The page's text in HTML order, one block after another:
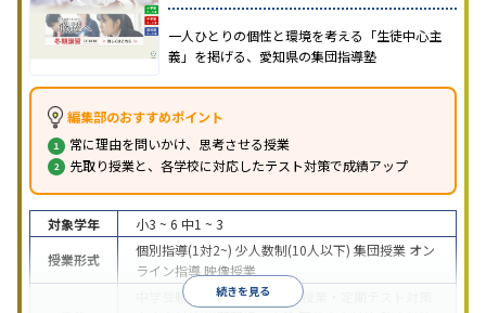
一人ひとりの個性と環境を考える「生徒中心主
義」を掲げる、愛知県の集団指導塾
編集部のおすすめポイント
常に理由を問いかけ、思考させる授業
先取り授業と、各学校に対応したテスト対策で成績アップ
続きを見る
対象学年 小3 ~ 6 中1 ~ 3
授業形式
個別指導(1対2~) 少人数制(10人以下) 集団授業 オン
ライン指導映像授業
中学受験 高校受験大学受験
授業・定期テスト対策